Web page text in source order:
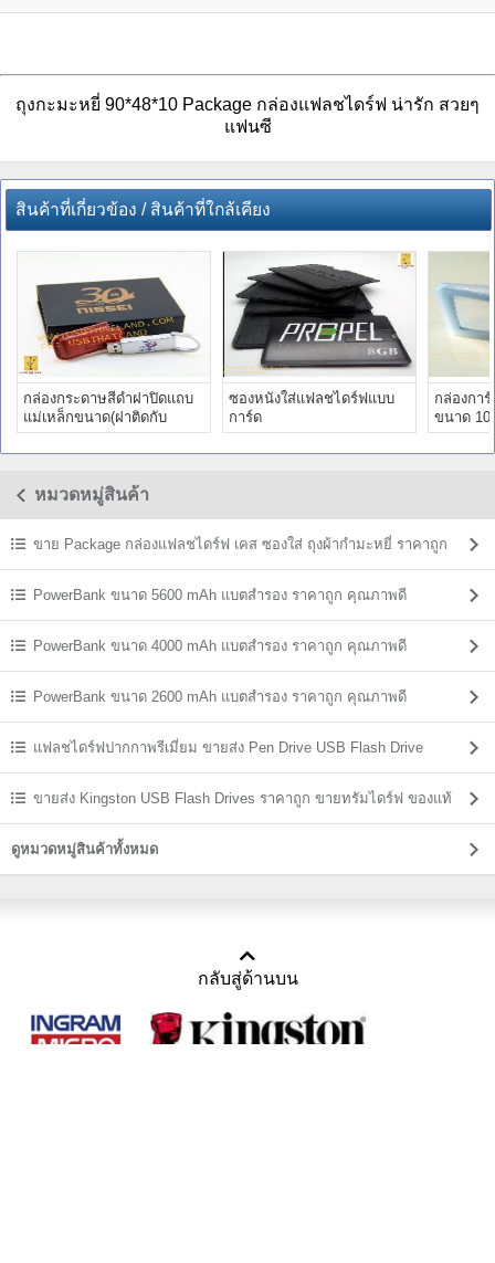
ถุงกะมะหยี่ 90*48*10 Package กล่องแฟลชไดร์ฟ น่ารัก สวยๆ
แฟนซี
สินค้าที่เกี่ยวข้อง / สินค้าที่ใกล้เคียง
กล่องกระดาษสีดำฝาปิดแถบ
แม่เหล็กขนาด(ฝาติดกับ
กล่อง)110*85*26
ซองหนังใส่แฟลชไดร์ฟแบบ
การ์ด
กล่องกา
ขนาด
หมวดหมู่สินค้า
ขาย Package กล่องแฟลชไดร์ฟ เคส ซองใส่ ถุงผ้ากำมะหยี่ ราคาถูก
PowerBank ขนาด 5600 mAh แบตสํารอง ราคาถูก คุณภาพดี
PowerBank ขนาด 4000 mAh แบตสํารอง ราคาถูก คุณภาพดี
PowerBank ขนาด 2600 mAh แบตสํารอง ราคาถูก คุณภาพดี
แฟลชไดร์ฟปากกาพรีเมี่ยม ขายส่ง Pen Drive USB Flash Drive
ขายส่ง Kingston USB Flash Drives ราคาถูก ขายทรัมไดร์ฟ ของแท้
ดูหมวดหมู่สินค้าทั้งหมด
กลับสู่ด้านบน